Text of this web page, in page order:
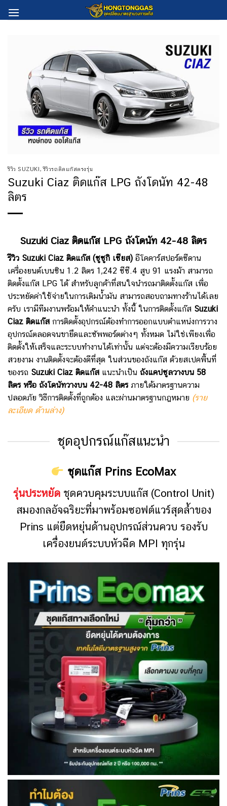
to
รีวิว SUZUKI,รีวิวรถติดแก๊สตรงรุ่น
Suzuki Ciaz ติดแก๊ส LPG ถังโดนัท 42-48
ลิตร
Suzuki Ciaz ติดแก๊ส LPG ถังโดนัท 42-48 ลิตร
รีวิว Suzuki Ciaz ติดแก๊ส (ซูซูกิ เซียส) อีโคคาร์สปอร์ตซีดาน
เครื่องยนต์เบนซิน 1.2 ลิตร 1,242 ซีซี.4 สูบ 91 แรงม้า สามารถ
ติดตั้งแก๊ส LPG ได้ สำหรับลูกค้าที่สนใจนำรถมาติดตั้งแก๊ส เพื่อ
ประหยัดค่าใช้จ่ายในการเติมน้ำมัน สามารถสอบถามทางร้านได้เลย
ครับ เรามีทีมงานพร้อมให้คำแนะนำ ทั้งนี้ ในการติดตั้งแก๊ส Suzuki
Ciaz ติดแก๊ส การติดตั้งอุปกรณ์ต้องทำการออกแบบตำแหน่งการวาง
อุปกรณ์ตลอดจนขายึดและซัพพอร์ตต่างๆ ทั้งหมด ไม่ใช่เพียงเพื่อ
ติดตั้งให้เสร็จและระบบทำงานได้เท่านั้น แต่จะต้องมีความเรียบร้อย
สวยงาม งานติดตั้งจะต้องดีที่สุด ในส่วนของถังแก๊ส ด้วยสเปคพื้นที่
ของรถ Suzuki Ciaz ติดแก๊ส แนะนำเป็น ถังแคปซูลวางบน 58
ลิตร หรือ ถังโดนัทวางบน 42-48 ลิตร ภายใต้มาตรฐานความ
ปลอดภัย วิธีการติดตั้งที่ถูกต้อง และผ่านมาตรฐานกฎหมาย (ราย
ละเอียด ด้านล่าง)
ชุดอุปกรณ์แก๊สแนะนำ
ชุดแก๊ส Prins EcoMax
รุ่นประหยัด ชุดควบคุมระบบแก๊ส (Control Unit)
สมองกลอัจฉริยะที่มาพร้อมซอฟต์แวร์สุดล้ำของ
Prins แต่ยืดหยุ่นด้านอุปกรณ์ส่วนควบ รองรับ
เครื่องยนต์ระบบหัวฉีด MPI ทุกรุ่น